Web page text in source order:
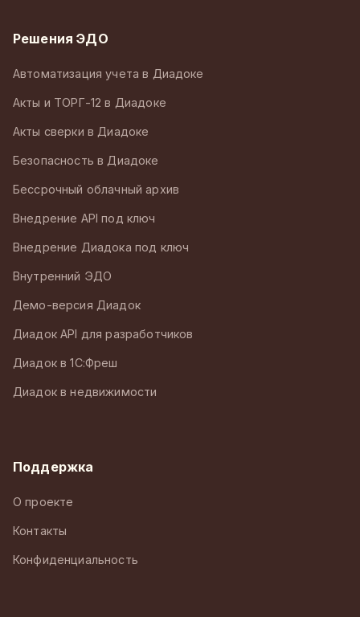
Решения ЭДО
Автоматизация учета в Диадоке
Акты и ТОРГ-12 в Диадоке
Акты сверки в Диадоке
Безопасность в Диадоке
Бессрочный облачный архив
Внедрение API под ключ
Внедрение Диадока под ключ
Внутренний ЭДО
Демо-версия Диадок
Диадок API для разработчиков
Диадок в 1С:Фреш
Диадок в недвижимости
Поддержка
О проекте
Контакты
Конфиденциальность